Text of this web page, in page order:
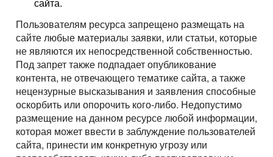
сайта.
Пользователям ресурса запрещено размещать на
сайте любые материалы заявки, или статьи, которые
не являются их непосредственной собственностью.
Под запрет также подпадает опубликование
контента, не отвечающего тематике сайта, а также
нецензурные высказывания и заявления способные
оскорбить или опорочить кого-либо. Недопустимо
размещение на данном ресурсе любой информации,
которая может ввести в заблуждение пользователей
сайта, принести им конкретную угрозу или